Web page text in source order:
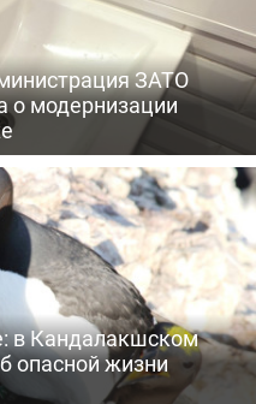
ЗАТО
о модернизации
в Кандалакшском
опасной жизни